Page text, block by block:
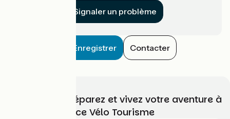
Signaler un problème
Enregistrer Contacter
Choisissez, préparez et vivez votre aventure à
vélo avec France Vélo Tourisme